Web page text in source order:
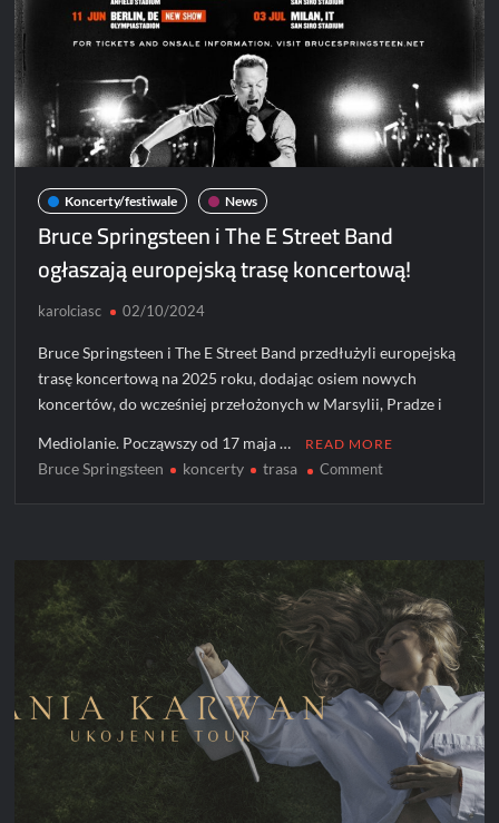
Koncerty/festiwale News
Bruce Springsteen i The E Street Band
ogłaszają europejską trasę koncertową!
karolciasc 02/10/2024
Bruce Springsteen i The E Street Band przedłużyli europejską
trasę koncertową na 2025 roku, dodając osiem nowych
koncertów, do wcześniej przełożonych w Marsylii, Pradze i
Mediolanie. Począwszy od 17 maja … READ MORE
Bruce Springsteen koncerty trasa Commenton
The
E
Street
Band
ogłaszają
europejską
trasę
koncertową!